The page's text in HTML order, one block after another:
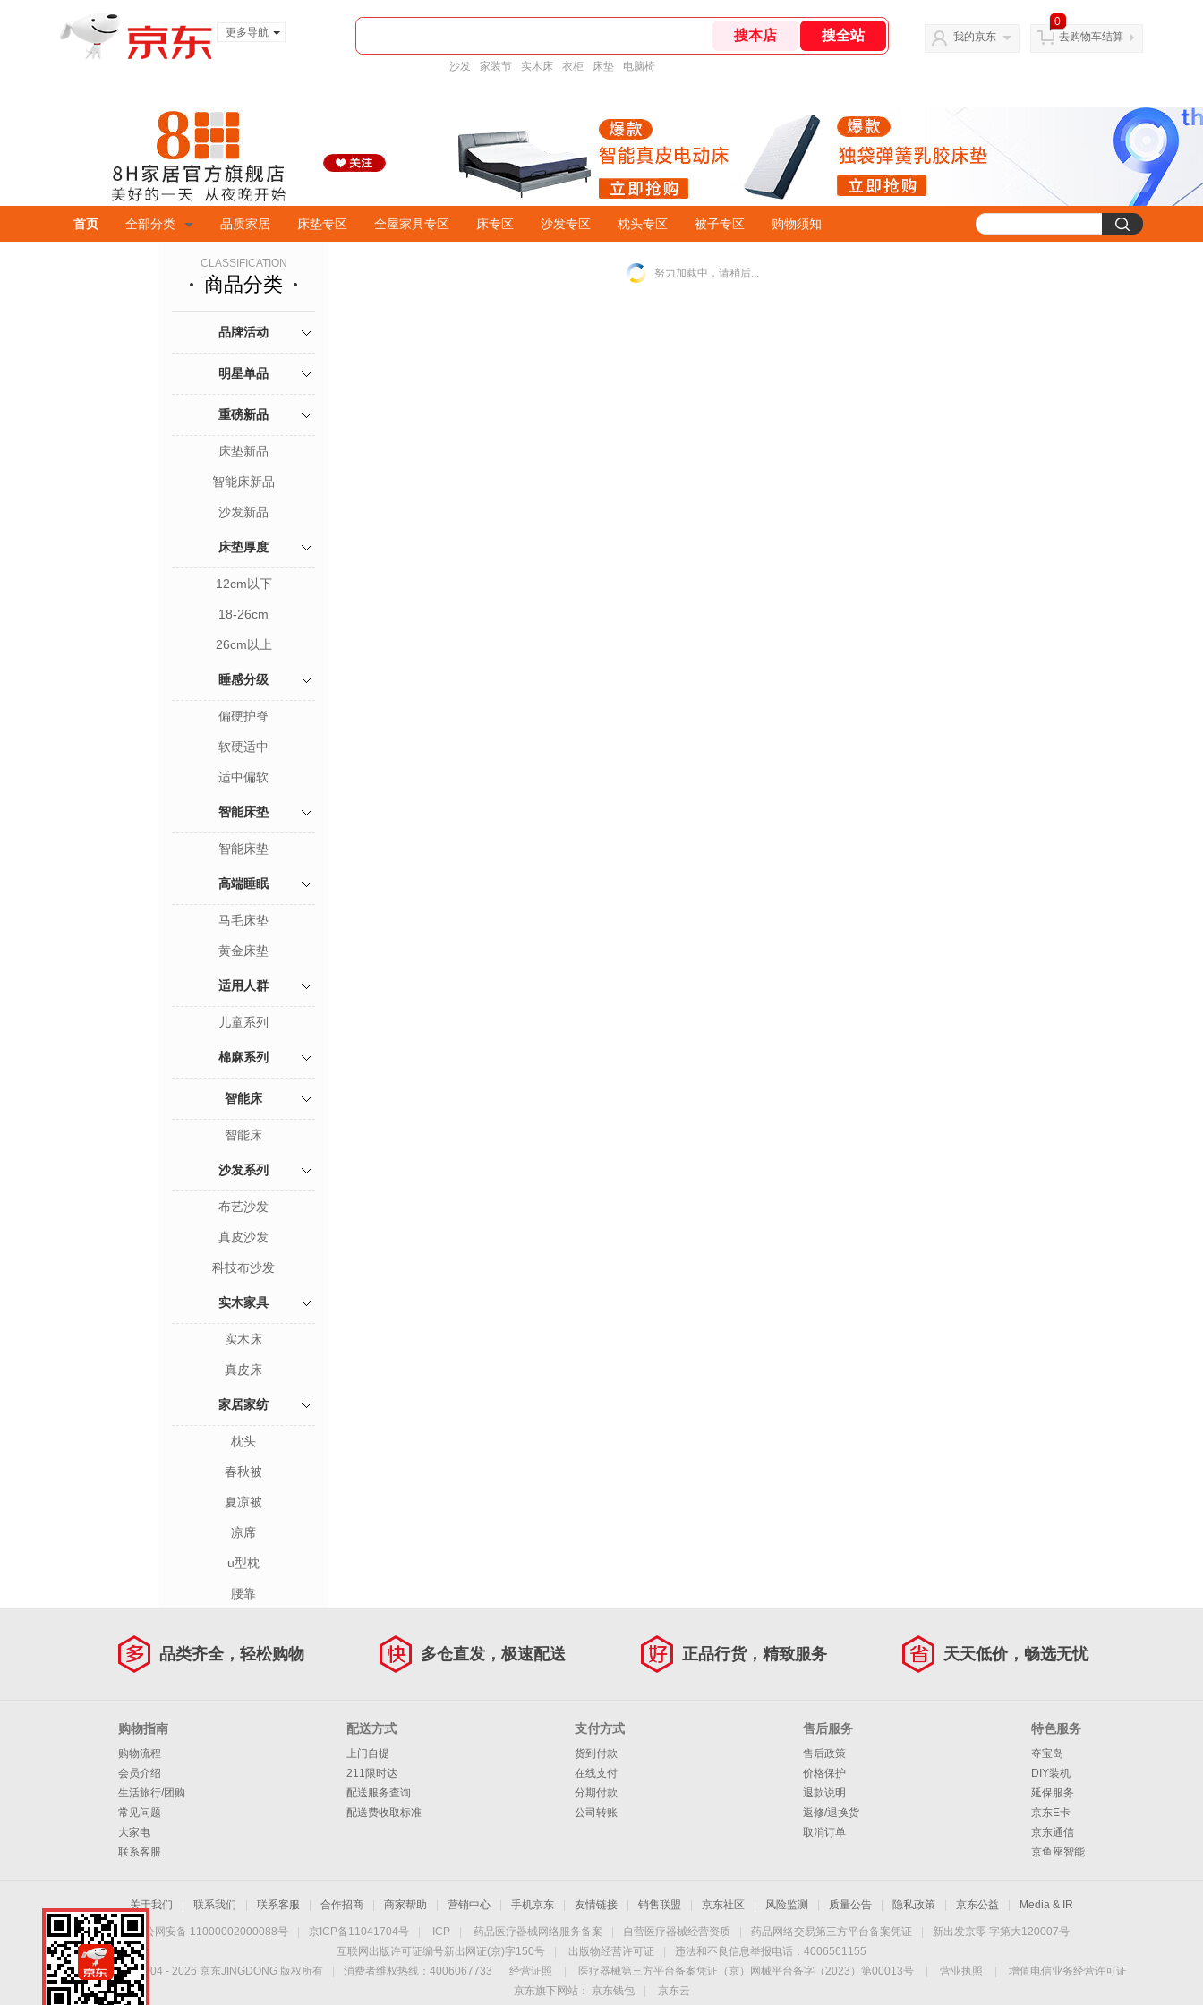
更多导航
沙发 家装节 实木床 衣柜 床垫 电脑椅
我的京东
0
去购物车结算
首页 全部分类 品质家居 床垫专区 全屋家具专区 床专区 沙发专区 枕头专区 被子专区 购物须知
CLASSIFICATION
商品分类
品牌活动
明星单品
重磅新品
床垫新品
智能床新品
沙发新品
床垫厚度
12cm以下
18-26cm
26cm以上
睡感分级
偏硬护脊
软硬适中
适中偏软
智能床垫
智能床垫
高端睡眠
马毛床垫
黄金床垫
适用人群
儿童系列
棉麻系列
智能床
智能床
沙发系列
布艺沙发
真皮沙发
科技布沙发
实木家具
实木床
真皮床
家居家纺
枕头
春秋被
夏凉被
凉席
u型枕
腰靠
努力加载中，请稍后...
品类齐全，轻松购物 多仓直发，极速配送 正品行货，精致服务 天天低价，畅选无忧
购物指南
购物流程
会员介绍
生活旅行/团购
常见问题
大家电
联系客服
配送方式
上门自提
211限时达
配送服务查询
配送费收取标准
支付方式
货到付款
在线支付
分期付款
公司转账
售后服务
售后政策
价格保护
退款说明
返修/退换货
取消订单
特色服务
夺宝岛
DIY装机
延保服务
京东E卡
京东通信
京鱼座智能
关于我们 联系我们 联系客服 合作招商 商家帮助 营销中心 手机京东 友情链接 销售联盟 京东社区 风险监测 质量公告 隐私政策 京东公益 Media & IR
京公网安备 11000002000088号 京ICP备11041704号 ICP 药品医疗器械网络服务备案 自营医疗器械经营资质 药品网络交易第三方平台备案凭证
新出发京零 字第大120007号
互联网出版许可证编号新出网证(京)字150号
出版物经营许可证
违法和不良信息举报电话：4006561155
Copyright © 2004 - 2026 京东JINGDONG 版权所有 消费者维权热线：4006067733 经营证照 医疗器械第三方平台备案凭证（京）网械平台备字（2023）第00013号 营业执照
增值电信业务经营许可证
京东旗下网站：
京东钱包 京东云
8H床垫每晚与您相伴